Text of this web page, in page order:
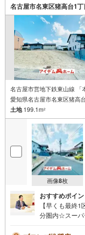
名古屋市名東区猪高台1丁
名古屋市営地下鉄東山線 「
愛知県名古屋市名東区猪高
土地199.1m2
画像8枚
おすすめポイン
【早くも最終
分圏内☆スーパ